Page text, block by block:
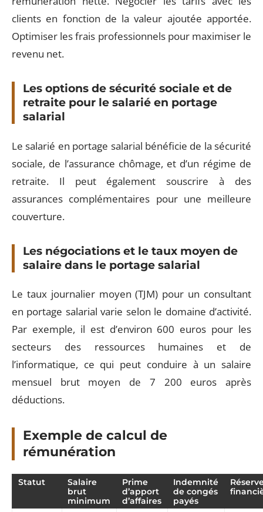
clients en fonction de la valeur ajoutée apportée.
Optimiser les frais professionnels pour maximiser le
revenu net.
Les options de sécurité sociale et de
retraite pour le salarié en portage
salarial
Le salarié en portage salarial bénéficie de la sécurité
sociale, de l’assurance chômage, et d’un régime de
retraite. Il peut également souscrire à des
assurances complémentaires pour une meilleure
couverture.
Les négociations et le taux moyen de
salaire dans le portage salarial
Le taux journalier moyen (TJM) pour un consultant
en portage salarial varie selon le domaine d’activité.
Par exemple, il est d’environ 600 euros pour les
secteurs des ressources humaines et de
l’informatique, ce qui peut conduire à un salaire
mensuel brut moyen de 7 200 euros après
déductions.
Exemple de calcul de
rémunération
Statut
Salaire
brut
minimum
Prime
d’apport
d’affaires
Indemnité
de congés
payés